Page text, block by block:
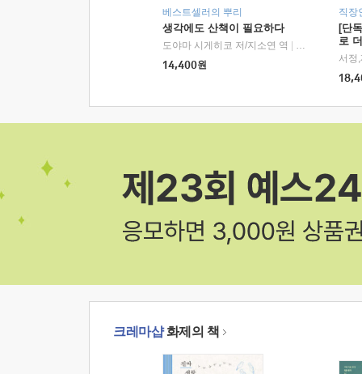
베스트셀러의 뿌리
생각에도 산책이 필요하다
도야마 시게히코 저/지소연 역
알에이치코리
14,400원
직장
[단
로
크레마샵화제의 책